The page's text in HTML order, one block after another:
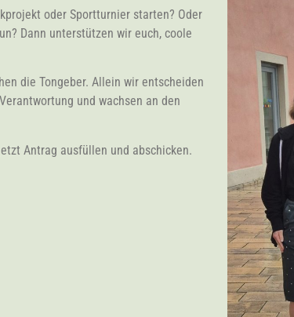
oder Sportturnier starten? Oder
Dann unterstützen wir euch, coole
die Tongeber. Allein wir entscheiden
und wachsen an den
Antrag ausfüllen und abschicken.